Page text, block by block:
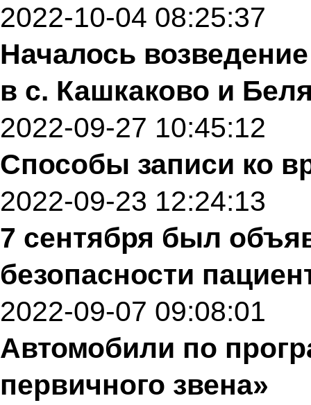
2022-10-04 08:25:37
Началось
в с. Кашкаково и
2022-09-27 10:45:12
Способы записи ко
2022-09-23 12:24:13
7 сентября был
безопасности
2022-09-07 09:08:01
Автомобили по
первичного звена»